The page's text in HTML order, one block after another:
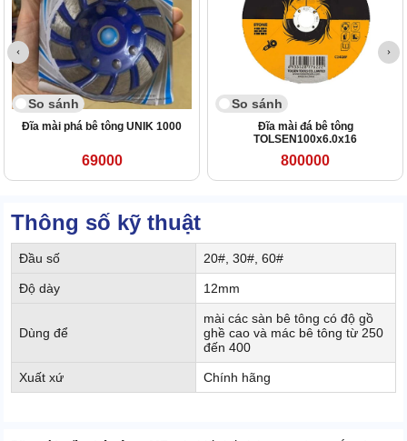
So sánh
Đĩa mài phá bê tông UNIK 1000
69000
So sánh
Đĩa mài đá bê tông
TOLSEN100x6.0x16
800000
Thông số kỹ thuật
Đầu số 20#, 30#, 60#
Độ dày 12mm
Dùng để
mài các sàn bê tông có độ gồ
ghề cao và mác bê tông từ 250
đến 400
Xuất xứ Chính hãng